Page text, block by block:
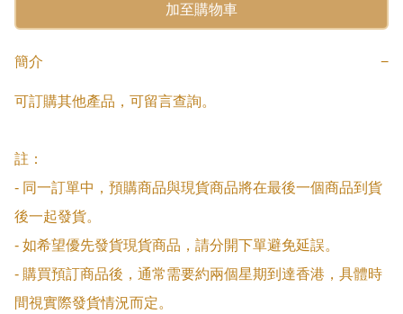
加至購物車
簡介 −
可訂購其他產品，可留言查詢。
註：
- 同一訂單中，預購商品與現貨商品將在最後一個商品到貨
後一起發貨。
- 如希望優先發貨現貨商品，請分開下單避免延誤。
- 購買預訂商品後，通常需要約兩個星期到達香港，具體時
間視實際發貨情況而定。